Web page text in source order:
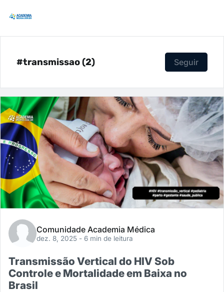
#transmissao (2) Seguir
Comunidade Academia Médica
dez. 8, 2025 - 6 min de leitura
Transmissão Vertical do HIV Sob
Controle e Mortalidade em Baixa no
Brasil